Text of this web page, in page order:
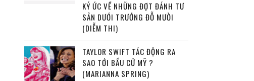
KÝ ỨC VỀ NHỮNG ĐỢT ĐÁNH TƯ
SẢN DƯỚI TRƯỚNG ĐỖ MƯỜI
(DIỄM THI)
TAYLOR SWIFT TÁC ĐỘNG RA
SAO TỚI BẦU CỬ MỸ ?
(MARIANNA SPRING)